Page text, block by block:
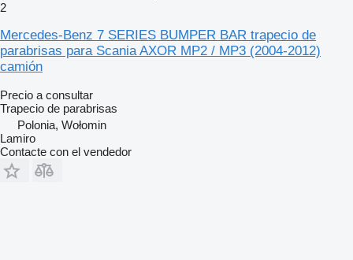
2
Mercedes-Benz 7 SERIES BUMPER BAR trapecio de
parabrisas para Scania AXOR MP2 / MP3 (2004-2012)
camión
Precio a consultar
Trapecio de parabrisas
Polonia, Wołomin
Lamiro
Contacte con el vendedor